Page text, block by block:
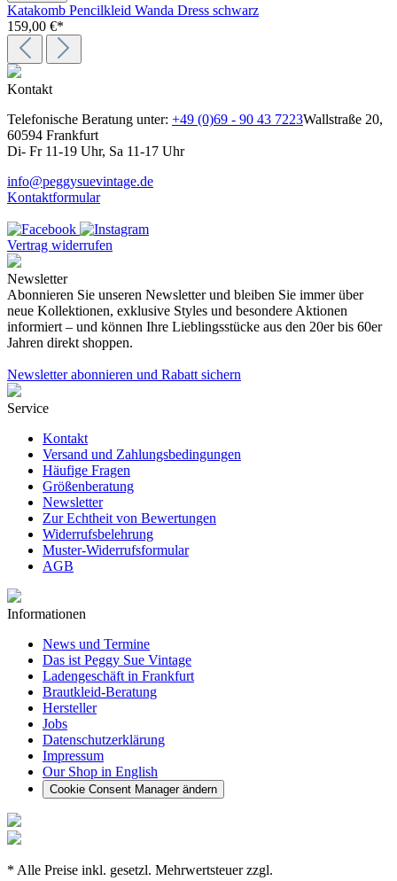
Katakomb Pencilkleid Wanda Dress schwarz
159,00 €*
Kontakt
Telefonische Beratung unter: +49 (0)69 - 90 43 7223Wallstraße 20,
60594 Frankfurt
Di- Fr 11-19 Uhr, Sa 11-17 Uhr
info@peggysuevintage.de
Kontaktformular
Vertrag widerrufen
Newsletter
Abonnieren Sie unseren Newsletter und bleiben Sie immer über
neue Kollektionen, exklusive Styles und besondere Aktionen
informiert – und können Ihre Lieblingsstücke aus den 20er bis 60er
Jahren direkt shoppen.
Newsletter abonnieren und Rabatt sichern
Service
Kontakt
Versand und Zahlungsbedingungen
Häufige Fragen
Größenberatung
Newsletter
Zur Echtheit von Bewertungen
Widerrufsbelehrung
Muster-Widerrufsformular
AGB
Informationen
News und Termine
Das ist Peggy Sue Vintage
Ladengeschäft in Frankfurt
Brautkleid-Beratung
Hersteller
Jobs
Datenschutzerklärung
Impressum
Our Shop in English
Cookie Consent Manager ändern
* Alle Preise inkl. gesetzl. Mehrwertsteuer zzgl.